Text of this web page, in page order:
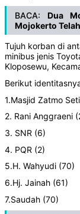
BACA:Dua
Mojokerto
Tujuh korban di
minibus jenis
Kloposewu,
Berikut
1.Masjid Zatmo
2. Rani Anggraeni
3. SNR (6)
4. PQR (2)
5.H. Wahyudi (70)
6.Hj. Jainah (61)
7.Saudah (70)